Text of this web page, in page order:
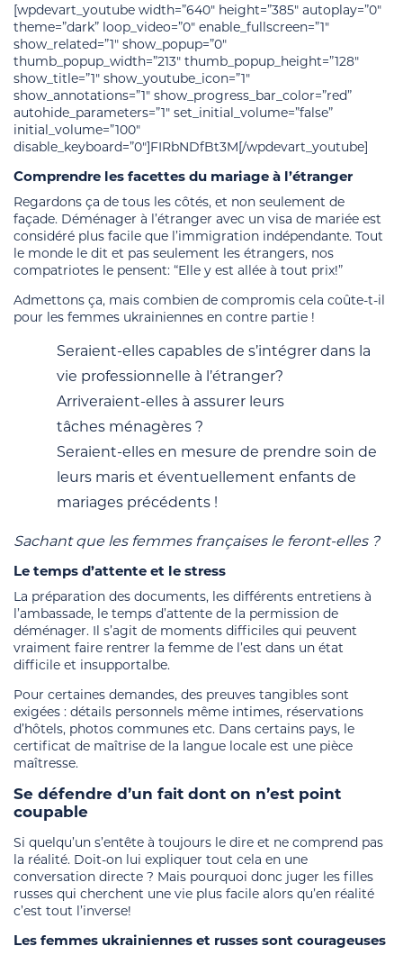
[wpdevart_youtube width=”640″ height=”385″ autoplay=”0″
theme=”dark” loop_video=”0″ enable_fullscreen=”1″
show_related=”1″ show_popup=”0″
thumb_popup_width=”213″ thumb_popup_height=”128″
show_title=”1″ show_youtube_icon=”1″
show_annotations=”1″ show_progress_bar_color=”red”
autohide_parameters=”1″ set_initial_volume=”false”
initial_volume=”100″
disable_keyboard=”0″]FIRbNDfBt3M[/wpdevart_youtube]
Comprendre les facettes du mariage à l’étranger
Regardons ça de tous les côtés, et non seulement de
façade. Déménager à l’étranger avec un visa de mariée est
considéré plus facile que l’immigration indépendante. Tout
le monde le dit et pas seulement les étrangers, nos
compatriotes le pensent: “Elle y est allée à tout prix!”
Admettons ça, mais combien de compromis cela coûte-t-il
pour les femmes ukrainiennes en contre partie !
Seraient-elles capables de s’intégrer dans la
vie professionnelle à l’étranger?
Arriveraient-elles à assurer leurs
tâches ménagères ?
Seraient-elles en mesure de prendre soin de
leurs maris et éventuellement enfants de
mariages précédents !
Sachant que les femmes françaises le feront-elles ?
Le temps d’attente et le stress
La préparation des documents, les différents entretiens à
l’ambassade, le temps d’attente de la permission de
déménager. Il s’agit de moments difficiles qui peuvent
vraiment faire rentrer la femme de l’est dans un état
difficile et insupportalbe.
Pour certaines demandes, des preuves tangibles sont
exigées : détails personnels même intimes, réservations
d’hôtels, photos communes etc. Dans certains pays, le
certificat de maîtrise de la langue locale est une pièce
maîtresse.
Se défendre d’un fait dont on n’est point
coupable
Si quelqu’un s’entête à toujours le dire et ne comprend pas
la réalité. Doit-on lui expliquer tout cela en une
conversation directe ? Mais pourquoi donc juger les filles
russes qui cherchent une vie plus facile alors qu’en réalité
c’est tout l’inverse!
Les femmes ukrainiennes et russes sont courageuses